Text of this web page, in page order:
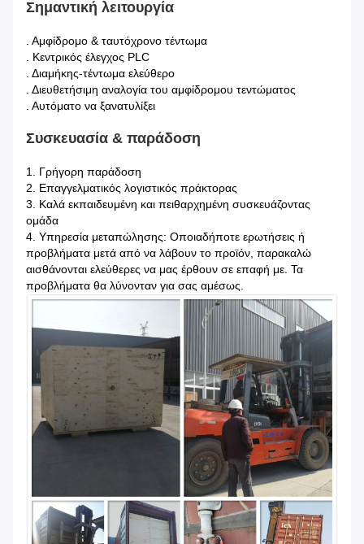
Σημαντική λειτουργία
. Αμφίδρομο & ταυτόχρονο τέντωμα
. Κεντρικός έλεγχος PLC
. Διαμήκης-τέντωμα ελεύθερο
. Διευθετήσιμη αναλογία του αμφίδρομου τεντώματος
. Αυτόματο να ξανατυλίξει
Συσκευασία & παράδοση
1. Γρήγορη παράδοση
2. Επαγγελματικός λογιστικός πράκτορας
3. Καλά εκπαιδευμένη και πειθαρχημένη συσκευάζοντας
ομάδα
4. Υπηρεσία μεταπώλησης: Οποιαδήποτε ερωτήσεις ή
προβλήματα μετά από να λάβουν το προϊόν, παρακαλώ
αισθάνονται ελεύθερες να μας έρθουν σε επαφή με. Τα
προβλήματα θα λύνονταν για σας αμέσως.